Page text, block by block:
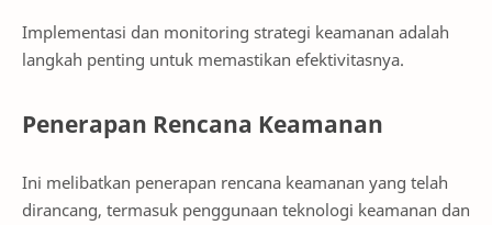
Implementasi dan monitoring strategi keamanan adalah
langkah penting untuk memastikan efektivitasnya.
Penerapan Rencana Keamanan
Ini melibatkan penerapan rencana keamanan yang telah
dirancang, termasuk penggunaan teknologi keamanan dan